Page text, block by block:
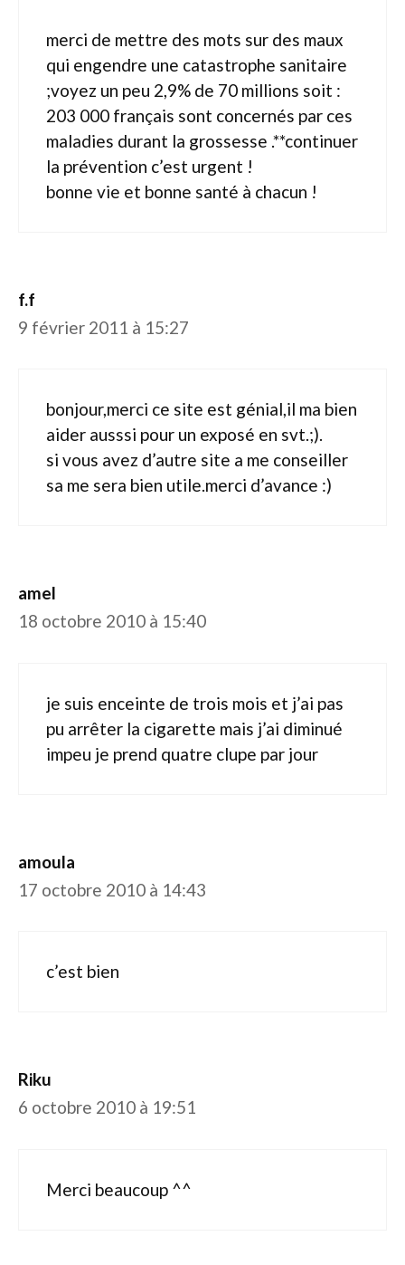
merci de mettre des mots sur des maux
qui engendre une catastrophe sanitaire
;voyez un peu 2,9% de 70 millions soit :
203 000 français sont concernés par ces
maladies durant la grossesse .**continuer
la prévention c’est urgent !
bonne vie et bonne santé à chacun !
f.f
9 février 2011 à 15:27
bonjour,merci ce site est génial,il ma bien
aider ausssi pour un exposé en svt.;).
si vous avez d’autre site a me conseiller
sa me sera bien utile.merci d’avance :)
amel
18 octobre 2010 à 15:40
je suis enceinte de trois mois et j’ai pas
pu arrêter la cigarette mais j’ai diminué
impeu je prend quatre clupe par jour
amoula
17 octobre 2010 à 14:43
c’est bien
Riku
6 octobre 2010 à 19:51
Merci beaucoup ^^